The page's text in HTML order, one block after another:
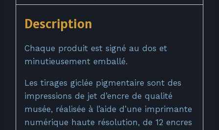
Description
Chaque produit est signé au dos et
minutieusement emballé.
Les tirages giclée pigmentaire sont des
impressions de jet d’encre de qualité
musée, réalisée à l’aide d’une imprimante
numérique haute résolution, de 12 encres